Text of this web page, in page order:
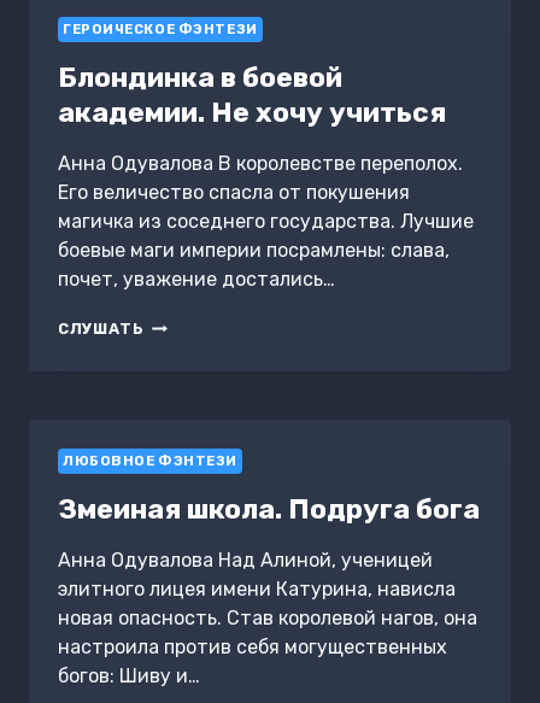
ГЕРОИЧЕСКОЕ ФЭНТЕЗИ
Блондинка в боевой
академии. Не хочу учиться
Анна Одувалова В королевстве переполох.
Его величество спасла от покушения
магичка из соседнего государства. Лучшие
боевые маги империи посрамлены: слава,
почет, уважение достались…
СЛУШАТЬ БЛОНДИНКА
УЧИТЬСЯ
ЛЮБОВНОЕ ФЭНТЕЗИ
Змеиная школа. Подруга бога
Анна Одувалова Над Алиной, ученицей
элитного лицея имени Катурина, нависла
новая опасность. Став королевой нагов, она
настроила против себя могущественных
богов: Шиву и…